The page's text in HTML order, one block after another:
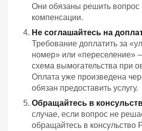
Они обязаны решить вопрос
компенсации.
Не соглашайтесь на
Требование доплатить за
номер» или «переселение»
схема вымогательства при
Оплата уже произведена
обязан предоставить услугу.
Обращайтесь в
случае, если вопрос не
обращайтесь в